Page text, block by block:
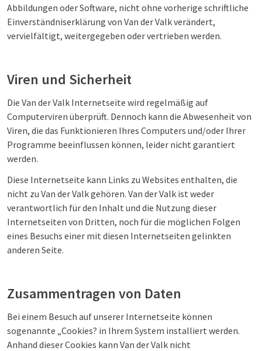
Abbildungen oder Software, nicht ohne vorherige schriftliche
Einverständniserklärung von Van der Valk verändert,
vervielfältigt, weitergegeben oder vertrieben werden.
Viren und Sicherheit
Die Van der Valk Internetseite wird regelmäßig auf
Computerviren überprüft. Dennoch kann die Abwesenheit von
Viren, die das Funktionieren Ihres Computers und/oder Ihrer
Programme beeinflussen können, leider nicht garantiert
werden.
Diese Internetseite kann Links zu Websites enthalten, die
nicht zu Van der Valk gehören. Van der Valk ist weder
verantwortlich für den Inhalt und die Nutzung dieser
Internetseiten von Dritten, noch für die möglichen Folgen
eines Besuchs einer mit diesen Internetseiten gelinkten
anderen Seite.
Zusammentragen von Daten
Bei einem Besuch auf unserer Internetseite können
sogenannte „Cookies? in Ihrem System installiert werden.
Anhand dieser Cookies kann Van der Valk nicht